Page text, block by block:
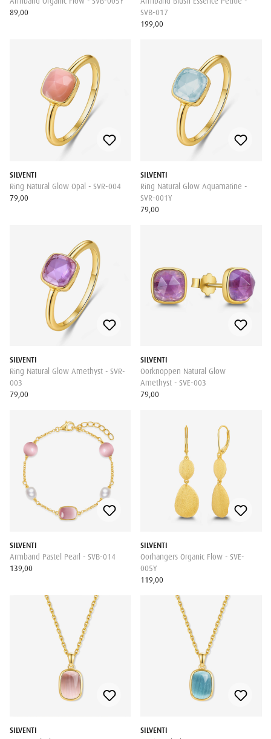
89,00
SVB-017
199,00
SILVENTI
Ring Natural Glow Opal - SVR-004
79,00
SILVENTI
Ring Natural Glow Aquamarine -
SVR-001Y
79,00
SILVENTI
Ring Natural Glow Amethyst - SVR-
003
79,00
SILVENTI
Oorknoppen Natural Glow
Amethyst - SVE-003
79,00
SILVENTI
Armband Pastel Pearl - SVB-014
139,00
SILVENTI
Oorhangers Organic Flow - SVE-
005Y
119,00
SILVENTI
SILVENTI